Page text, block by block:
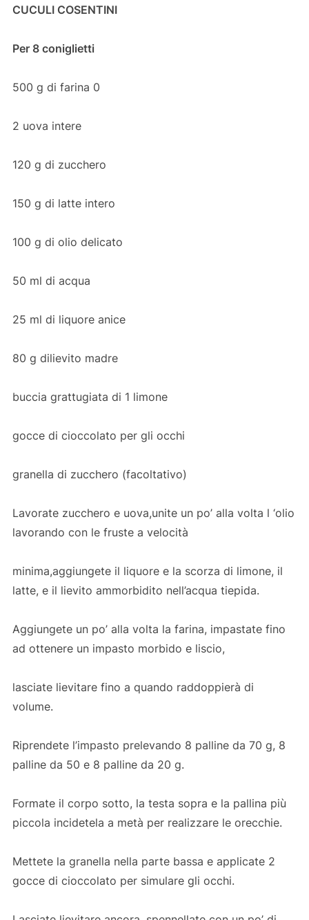
CUCULI COSENTINI
Per 8 coniglietti
500 g di farina 0
2 uova intere
120 g di zucchero
150 g di latte intero
100 g di olio delicato
50 ml di acqua
25 ml di liquore anice
80 g dilievito madre
buccia grattugiata di 1 limone
gocce di cioccolato per gli occhi
granella di zucchero (facoltativo)
Lavorate zucchero e uova,unite un po’ alla volta l ‘olio
lavorando con le fruste a velocità
minima,aggiungete il liquore e la scorza di limone, il
latte, e il lievito ammorbidito nell’acqua tiepida.
Aggiungete un po’ alla volta la farina, impastate fino
ad ottenere un impasto morbido e liscio,
lasciate lievitare fino a quando raddoppierà di
volume.
Riprendete l’impasto prelevando 8 palline da 70 g, 8
palline da 50 e 8 palline da 20 g.
Formate il corpo sotto, la testa sopra e la pallina più
piccola incidetela a metà per realizzare le orecchie.
Mettete la granella nella parte bassa e applicate 2
gocce di cioccolato per simulare gli occhi.